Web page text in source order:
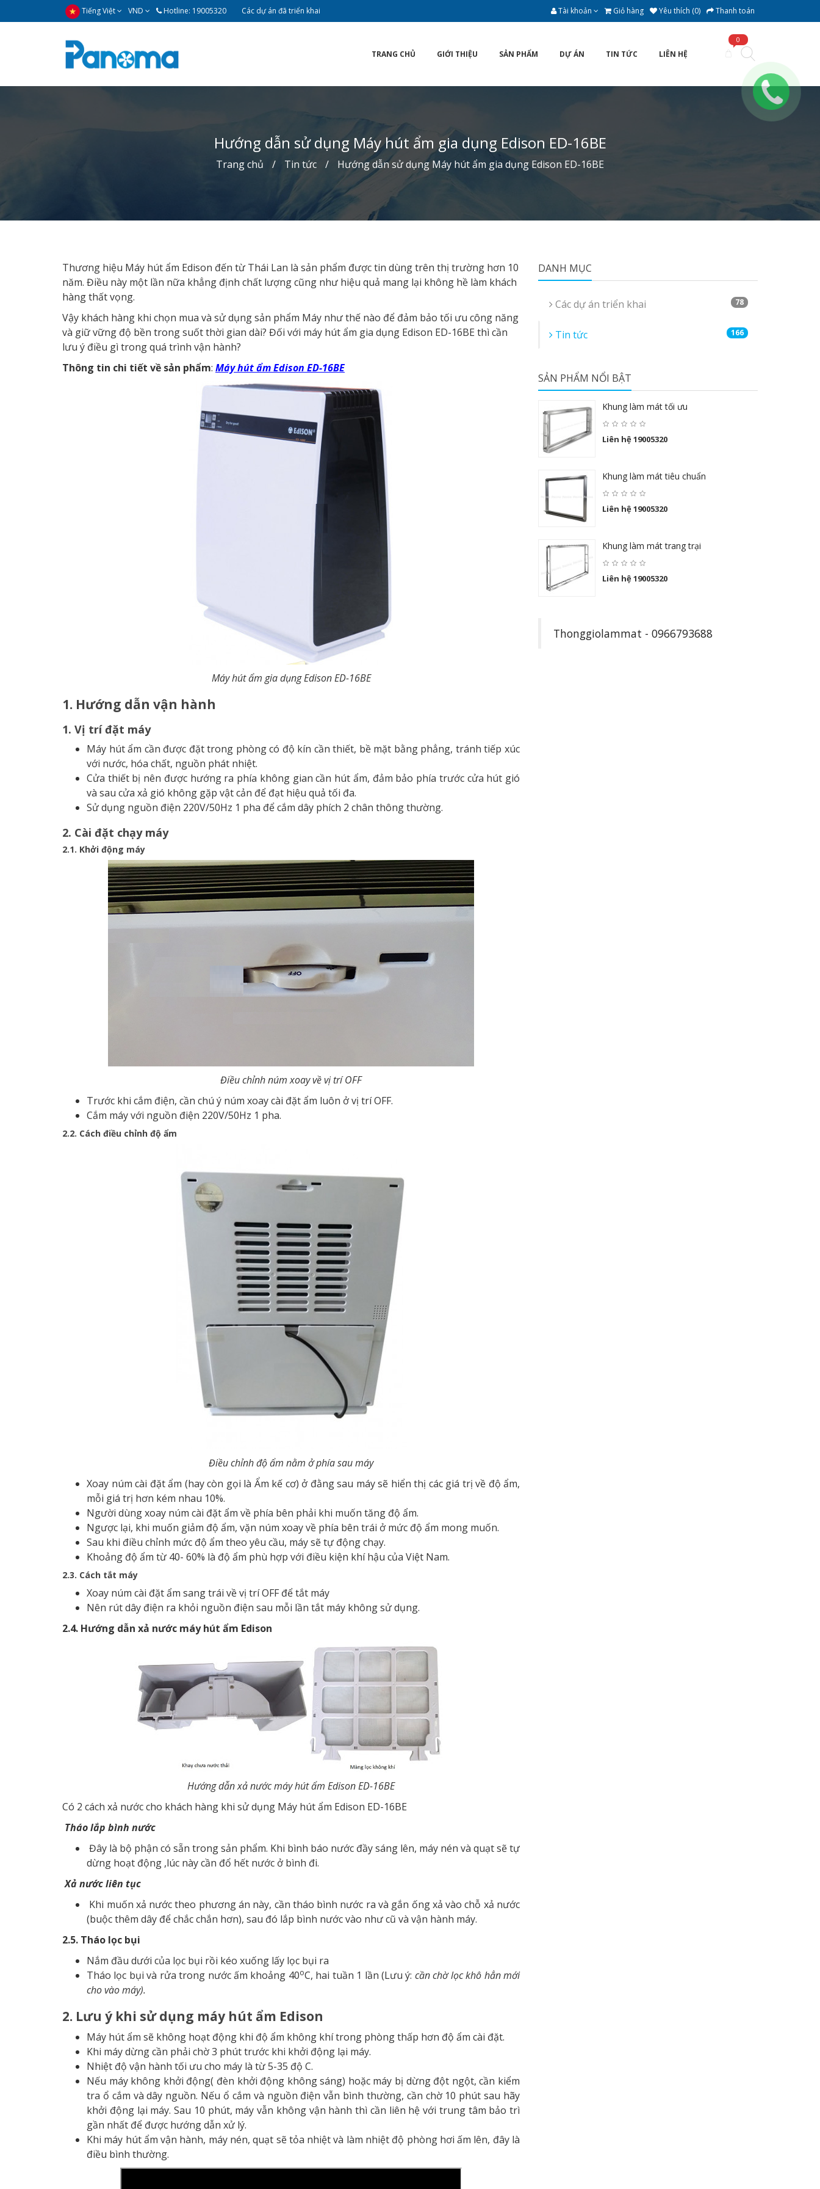
Tiếng Việt VND Hotline: 19005320 Các dự án đã triển khai Tài khoản Giỏ hàng Yêu thích (0) Thanh toán
0
TRANG CHỦ GIỚI THIỆU SẢN PHẨM DỰ ÁN TIN TỨC LIÊN HỆ
Hướng dẫn sử dụng Máy hút ẩm gia dụng Edison ED-16BE
Trang chủ Tin tức Hướng dẫn sử dụng Máy hút ẩm gia dụng Edison ED-16BE
Thương hiệu Máy hút ẩm Edison đến từ Thái Lan là sản phẩm được tin dùng trên thị trường hơn 10
năm. Điều này một lần nữa khẳng định chất lượng cũng như hiệu quả mang lại không hề làm khách
hàng thất vọng.
Vậy khách hàng khi chọn mua và sử dụng sản phẩm Máy như thế nào để đảm bảo tối ưu công năng
và giữ vững độ bền trong suốt thời gian dài? Đối với máy hút ẩm gia dụng Edison ED-16BE thì cần
lưu ý điều gì trong quá trình vận hành?
Thông tin chi tiết về sản phẩm: Máy hút ẩm Edison ED-16BE
Máy hút ẩm gia dụng Edison ED-16BE
1. Hướng dẫn vận hành
1. Vị trí đặt máy
Máy hút ẩm cần được đặt trong phòng có độ kín cần thiết, bề mặt bằng phẳng, tránh tiếp xúc
với nước, hóa chất, nguồn phát nhiệt.
Cửa thiết bị nên được hướng ra phía không gian cần hút ẩm, đảm bảo phía trước cửa hút gió
và sau cửa xả gió không gặp vật cản để đạt hiệu quả tối đa.
Sử dụng nguồn điện 220V/50Hz 1 pha để cắm dây phích 2 chân thông thường.
2. Cài đặt chạy máy
2.1. Khởi động máy
Điều chỉnh núm xoay về vị trí OFF
Trước khi cắm điện, cần chú ý núm xoay cài đặt ẩm luôn ở vị trí OFF.
Cắm máy với nguồn điện 220V/50Hz 1 pha.
2.2. Cách điều chỉnh độ ẩm
Điều chỉnh độ ẩm nằm ở phía sau máy
Xoay núm cài đặt ẩm (hay còn gọi là Ẩm kế cơ) ở đằng sau máy sẽ hiển thị các giá trị về độ ẩm,
mỗi giá trị hơn kém nhau 10%.
Người dùng xoay núm cài đặt ẩm về phía bên phải khi muốn tăng độ ẩm.
Ngược lại, khi muốn giảm độ ẩm, vặn núm xoay về phía bên trái ở mức độ ẩm mong muốn.
Sau khi điều chỉnh mức độ ẩm theo yêu cầu, máy sẽ tự động chạy.
Khoảng độ ẩm từ 40- 60% là độ ẩm phù hợp với điều kiện khí hậu của Việt Nam.
2.3. Cách tắt máy
Xoay núm cài đặt ẩm sang trái về vị trí OFF để tắt máy
Nên rút dây điện ra khỏi nguồn điện sau mỗi lần tắt máy không sử dụng.
2.4. Hướng dẫn xả nước máy hút ẩm Edison
Hướng dẫn xả nước máy hút ẩm Edison ED-16BE
Có 2 cách xả nước cho khách hàng khi sử dụng Máy hút ẩm Edison ED-16BE
Tháo lắp bình nước
Đây là bộ phận có sẵn trong sản phẩm. Khi bình báo nước đầy sáng lên, máy nén và quạt sẽ tự
dừng hoạt động ,lúc này cần đổ hết nước ở bình đi.
Xả nước liên tục
Khi muốn xả nước theo phương án này, cần tháo bình nước ra và gắn ống xả vào chỗ xả nước
(buộc thêm dây để chắc chắn hơn), sau đó lắp bình nước vào như cũ và vận hành máy.
2.5. Tháo lọc bụi
Nắm đầu dưới của lọc bụi rồi kéo xuống lấy lọc bụi ra
Tháo lọc bụi và rửa trong nước ấm khoảng 40oC, hai tuần 1 lần (Lưu ý: cần chờ lọc khô hẳn mới
cho vào máy).
2. Lưu ý khi sử dụng máy hút ẩm Edison
Máy hút ẩm sẽ không hoạt động khi độ ẩm không khí trong phòng thấp hơn độ ẩm cài đặt.
Khi máy dừng cần phải chờ 3 phút trước khi khởi động lại máy.
Nhiệt độ vận hành tối ưu cho máy là từ 5-35 độ C.
Nếu máy không khởi động( đèn khởi động không sáng) hoặc máy bị dừng đột ngột, cần kiểm
tra ổ cắm và dây nguồn. Nếu ổ cắm và nguồn điện vẫn bình thường, cần chờ 10 phút sau hãy
khởi động lại máy. Sau 10 phút, máy vẫn không vận hành thì cần liên hệ với trung tâm bảo trì
gần nhất để được hướng dẫn xử lý.
Khi máy hút ẩm vận hành, máy nén, quạt sẽ tỏa nhiệt và làm nhiệt độ phòng hơi ấm lên, đây là
điều bình thường.
DANH MỤC
Các dự án triển khai 78
Tin tức 166
SẢN PHẨM NỔI BẬT
Khung làm mát tối ưu
Liên hệ 19005320
Khung làm mát tiêu chuẩn
Liên hệ 19005320
Khung làm mát trang trại
Liên hệ 19005320
Thonggiolammat - 0966793688